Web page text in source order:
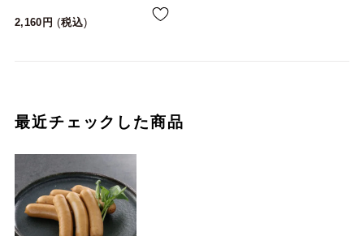
2,160 税込
最近チェックした商品